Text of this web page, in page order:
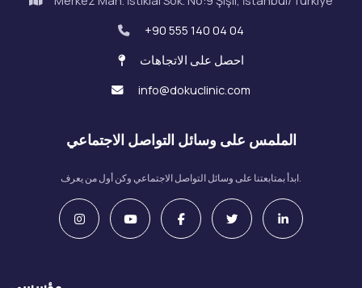
+90 555 140 04 04
احصل على الاتجاهات
info@dokuclinic.com
الملمس على وسائل التواصل الاجتماعي
ابدأ بمتابعتنا على وسائل التواصل الاجتماعي وكن أول من يعرف.